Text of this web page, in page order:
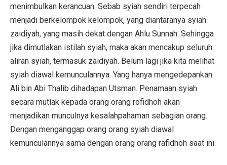
menimbulkan kerancuan. Sebab syiah sendiri terpecah
menjadi berkelompok kelompok, yang diantaranya syiah
zaidiyah, yang masih dekat dengan Ahlu Sunnah. Sehingga
jika dimutlakan istilah syiah, maka akan mencakup seluruh
aliran syiah, termasuk zaidiyah. Belum lagi jika kita melihat
syiah diawal kemunculannya. Yang hanya mengedepankan
Ali bin Abi Thalib dihadapan Utsman. Penamaan syiah
secara mutlak kepada orang orang rofidhoh akan
menjadikan munculnya kesalahpahaman sebagian orang.
Dengan menganggap orang orang syiah diawal
kemunculannya sama dengan orang orang rafidhoh saat ini.